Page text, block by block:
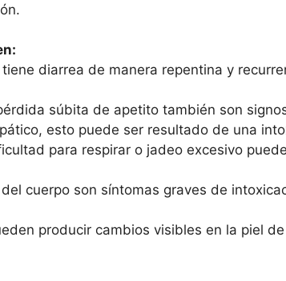
diarrea de manera repentina y
súbita de apetito también son
esto puede ser resultado de una
para respirar o jadeo excesivo
cuerpo son síntomas graves de
producir cambios visibles en la piel